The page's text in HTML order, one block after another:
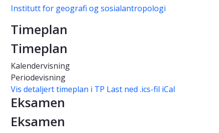
Institutt for geografi og sosialantropologi
Timeplan
Timeplan
Kalendervisning
Periodevisning
Vis detaljert timeplan i TP Last ned .ics-fil iCal
Eksamen
Eksamen